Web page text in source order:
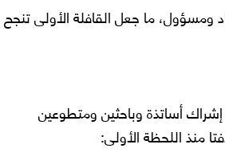
ومسؤول، ما جعل القافلة الأولى تنجح
أساتذة وباحثين ومتطوعين
منذ اللحظة الأولى: